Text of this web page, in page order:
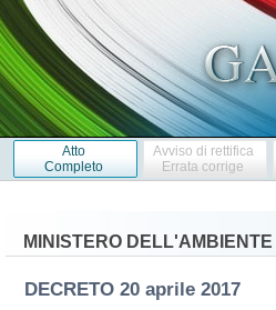
Atto
Completo
Avviso di rettifica
Errata corrige
MINISTERO
DECRETO 20 aprile 2017